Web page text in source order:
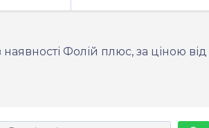
Фолій плюс, за ціною від